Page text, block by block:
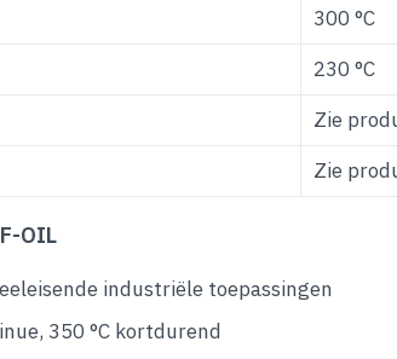
300 °C
230 °C
Zie
Zie
OIL
industriële toepassingen
350 °C kortdurend